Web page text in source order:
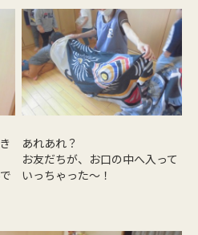
あれあれ？
お友だちが、お口の中へ入って
いっちゃった～！